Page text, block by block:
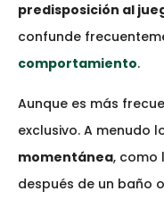
predisposición al
confunde
comportamiento.
Aunque es más
exclusivo. A menudo
momentánea, como
después de un baño